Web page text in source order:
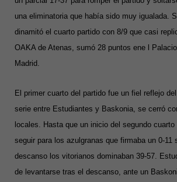
una eliminatoria que había sido muy igualada.
dinamitó el cuarto partido con 8/9 que casi
OAKA de Atenas, sumó 28 puntos ene l
Madrid.
El primer cuarto del partido fue un fiel reflejo
serie entre Estudiantes y Baskonia, se cerró
locales. Hasta que un inicio del segundo
seguir para los azulgranas que firmaba un 0-11
descanso los vitorianos dominaban 39-57.
de levantarse tras el descanso, ante un